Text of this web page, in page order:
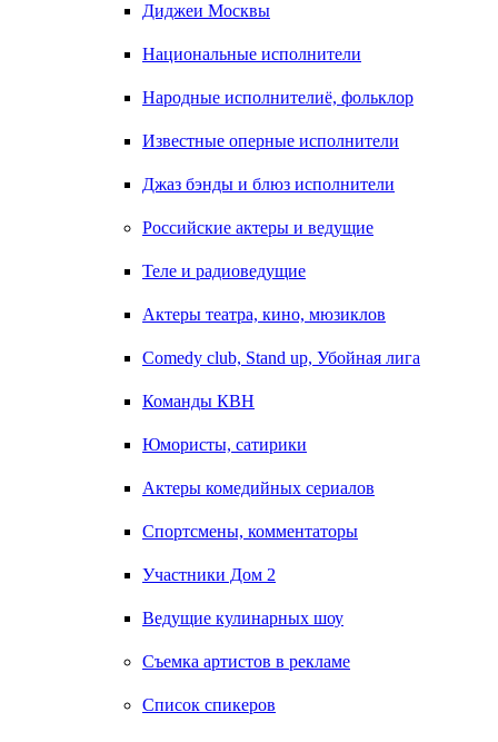
Диджеи Москвы
Национальные исполнители
Народные исполнителиё, фольклор
Известные оперные исполнители
Джаз бэнды и блюз исполнители
Российские актеры и ведущие
Теле и радиоведущие
Актеры театра, кино, мюзиклов
Comedy club, Stand up, Убойная лига
Команды КВН
Юмористы, сатирики
Актеры комедийных сериалов
Спортсмены, комментаторы
Участники Дом 2
Ведущие кулинарных шоу
Съемка артистов в рекламе
Список спикеров